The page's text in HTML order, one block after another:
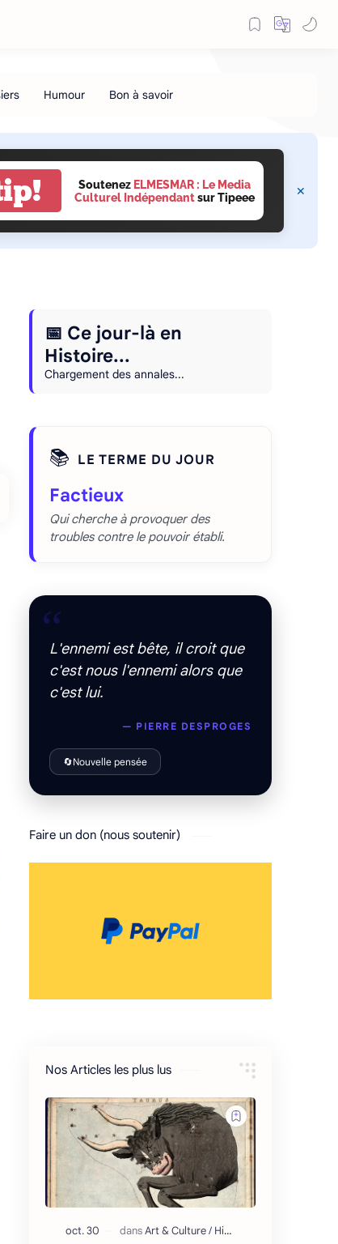
Soutenez ELMESMAR : Le Media
Culturel Indépendantsur Tipeee
📅 Ce jour-là en
Histoire...
Chargement des annales...
📚 LE TERME DU JOUR
Factieux
Qui cherche à provoquer des
troubles contre le pouvoir établi.
“
L'ennemi est bête, il croit que
c'est nous l'ennemi alors que
c'est lui.
— PIERRE DESPROGES
🔄Nouvelle pensée
Faire un don (nous soutenir)
Nos Articles les plus lus